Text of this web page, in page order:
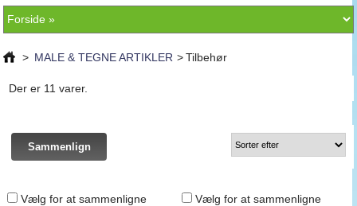
> MALE & TEGNE ARTIKLER > Tilbehør
Der er 11 varer.
Vælg for at sammenligne Vælg for at sammenligne